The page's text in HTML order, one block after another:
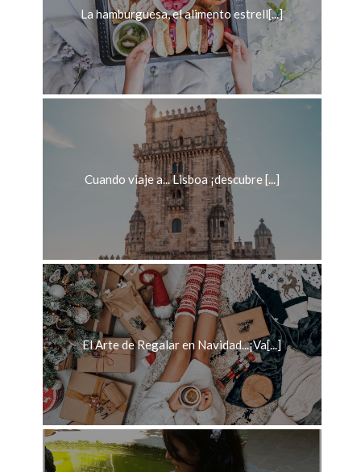
La hamburguesa, el alimento estrell[...]
Cuando viaje a... Lisboa ¡descubre [...]
El Arte de Regalar en Navidad...¡Va[...]